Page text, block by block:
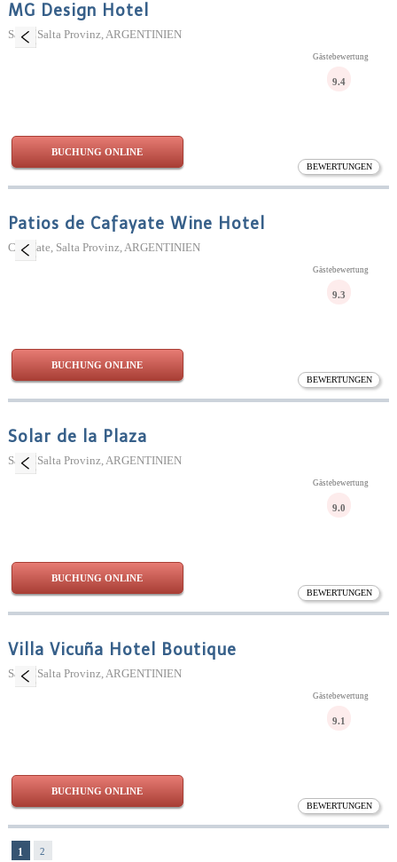
MG Design Hotel
Salta, Salta Provinz, ARGENTINIEN
BEWERTUNGEN
Gästebewertung
9.4
BUCHUNG ONLINE
Patios de Cafayate Wine Hotel
Cafayate, Salta Provinz, ARGENTINIEN
BEWERTUNGEN
Gästebewertung
9.3
BUCHUNG ONLINE
Solar de la Plaza
Salta, Salta Provinz, ARGENTINIEN
BEWERTUNGEN
Gästebewertung
9.0
BUCHUNG ONLINE
Villa Vicuña Hotel Boutique
Salta, Salta Provinz, ARGENTINIEN
BEWERTUNGEN
Gästebewertung
9.1
BUCHUNG ONLINE
1 2